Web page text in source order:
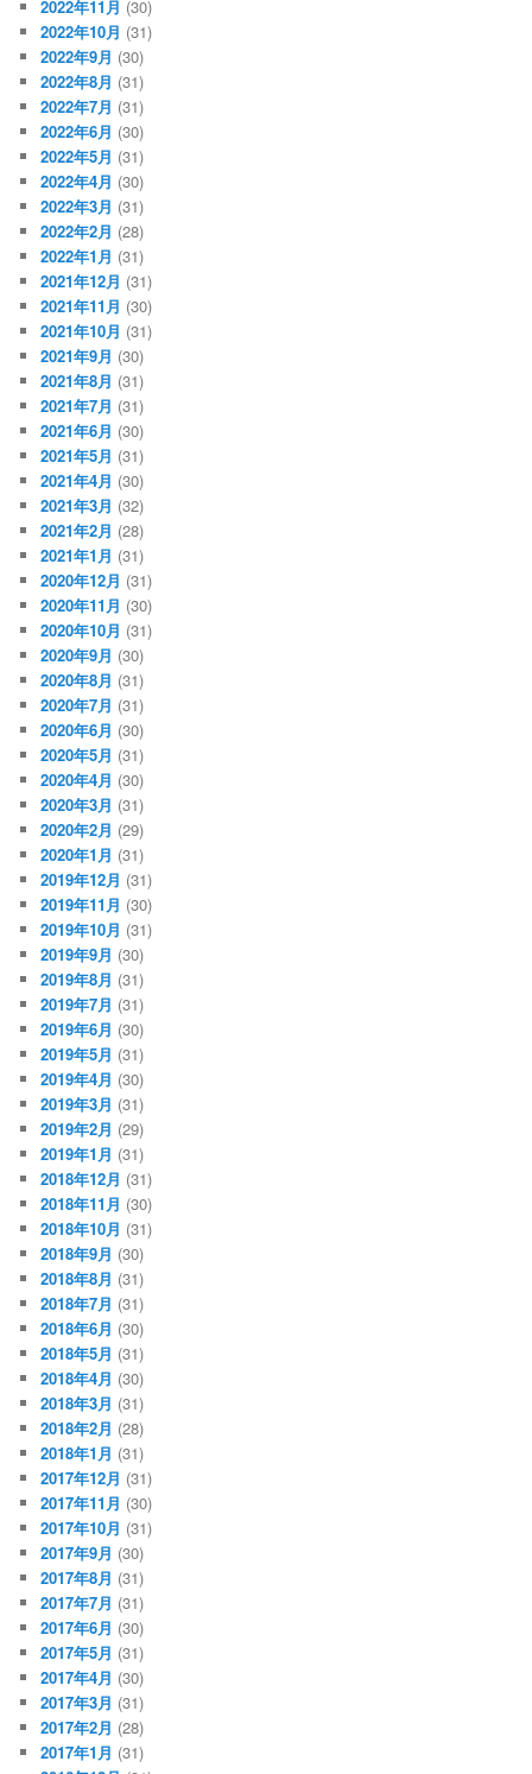
2022年11月 (30)
2022年10月 (31)
2022年9月 (30)
2022年8月 (31)
2022年7月 (31)
2022年6月 (30)
2022年5月 (31)
2022年4月 (30)
2022年3月 (31)
2022年2月 (28)
2022年1月 (31)
2021年12月 (31)
2021年11月 (30)
2021年10月 (31)
2021年9月 (30)
2021年8月 (31)
2021年7月 (31)
2021年6月 (30)
2021年5月 (31)
2021年4月 (30)
2021年3月 (32)
2021年2月 (28)
2021年1月 (31)
2020年12月 (31)
2020年11月 (30)
2020年10月 (31)
2020年9月 (30)
2020年8月 (31)
2020年7月 (31)
2020年6月 (30)
2020年5月 (31)
2020年4月 (30)
2020年3月 (31)
2020年2月 (29)
2020年1月 (31)
2019年12月 (31)
2019年11月 (30)
2019年10月 (31)
2019年9月 (30)
2019年8月 (31)
2019年7月 (31)
2019年6月 (30)
2019年5月 (31)
2019年4月 (30)
2019年3月 (31)
2019年2月 (29)
2019年1月 (31)
2018年12月 (31)
2018年11月 (30)
2018年10月 (31)
2018年9月 (30)
2018年8月 (31)
2018年7月 (31)
2018年6月 (30)
2018年5月 (31)
2018年4月 (30)
2018年3月 (31)
2018年2月 (28)
2018年1月 (31)
2017年12月 (31)
2017年11月 (30)
2017年10月 (31)
2017年9月 (30)
2017年8月 (31)
2017年7月 (31)
2017年6月 (30)
2017年5月 (31)
2017年4月 (30)
2017年3月 (31)
2017年2月 (28)
2017年1月 (31)